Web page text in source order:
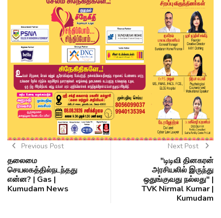
Previous Post
தலைமை
செயலகத்தில்நடந்தது
என்ன? | Gas |
Kumudam News
Next Post
"டிடிவி தினகரன்
அரசியலில் இருந்து
ஒதுங்குவது நல்லது" |
TVK Nirmal Kumar |
Kumudam